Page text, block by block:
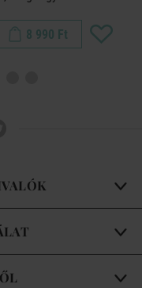
8 990 Ft